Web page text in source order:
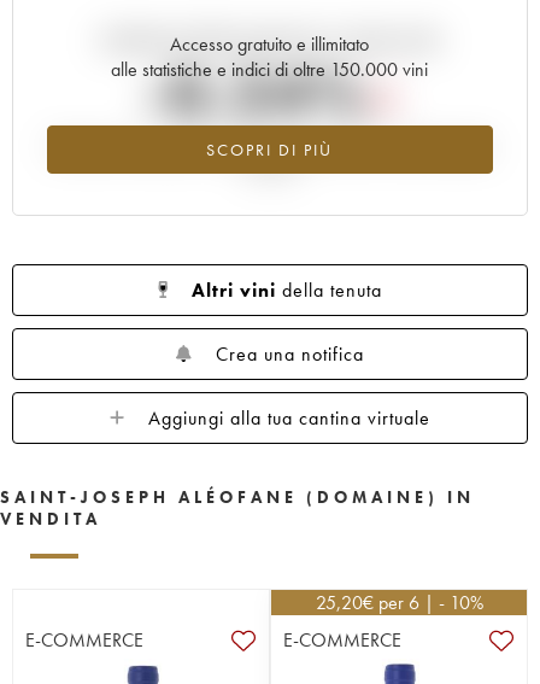
Accesso gratuito e illimitato
alle statistiche e indici di oltre 150.000 vini
SCOPRI DI PIÙ
Andamento della quotazione in tempo reale
-0.24%
Tendenza al ribasso per il valore dell'annata 2018 nel 2026 rispetto
Altri vini della tenuta
Crea una notifica
Aggiungi alla tua cantina virtuale
SAINT-JOSEPH ALÉOFANE (DOMAINE) IN
VENDITA
E-COMMERCE
25,20€ per 6 | - 10%
E-COMMERCE